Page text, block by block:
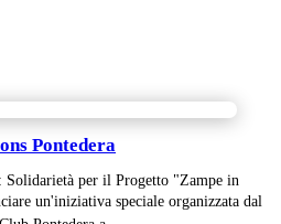
Pontedera
per il Progetto "Zampe in
un'iniziativa speciale organizzata dal